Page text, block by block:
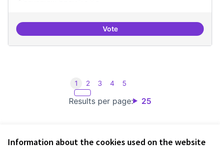
Information about the cookies used on the website
VoteIniciar línia de DDHH i capa
Results per page: 25
1 2 3 4 5